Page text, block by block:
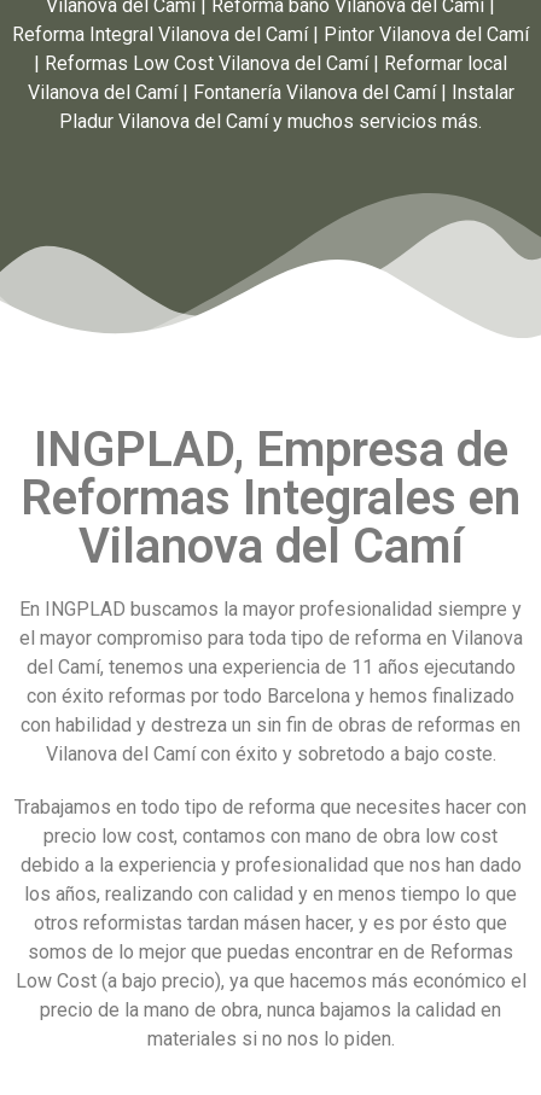
Vilanova del Camí | Reforma baño Vilanova del Camí |
Reforma Integral Vilanova del Camí | Pintor Vilanova del Camí
| Reformas Low Cost Vilanova del Camí | Reformar local
Vilanova del Camí | Fontanería Vilanova del Camí | Instalar
Pladur Vilanova del Camí y muchos servicios más.
INGPLAD, Empresa de
Reformas Integrales en
Vilanova del Camí
En INGPLAD buscamos la mayor profesionalidad siempre y
el mayor compromiso para toda tipo de reforma en Vilanova
del Camí, tenemos una experiencia de 11 años ejecutando
con éxito reformas por todo Barcelona y hemos finalizado
con habilidad y destreza un sin fin de obras de reformas en
Vilanova del Camí con éxito y sobretodo a bajo coste.
Trabajamos en todo tipo de reforma que necesites hacer con
precio low cost, contamos con mano de obra low cost
debido a la experiencia y profesionalidad que nos han dado
los años, realizando con calidad y en menos tiempo lo que
otros reformistas tardan másen hacer, y es por ésto que
somos de lo mejor que puedas encontrar en de Reformas
Low Cost (a bajo precio), ya que hacemos más económico el
precio de la mano de obra, nunca bajamos la calidad en
materiales si no nos lo piden.